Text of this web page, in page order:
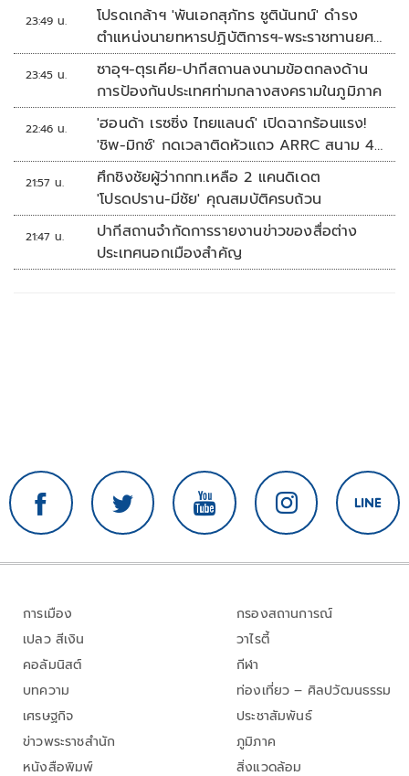
23:49 น.
โปรดเกล้าฯ 'พันเอกสุภัทร ชูตินันทน์' ดำรง
ตำแหน่งนายทหารปฏิบัติการฯ-พระราชทานยศ
'พลตรี'
23:45 น.
ซาอุฯ-ตุรเคีย-ปากีสถานลงนามข้อตกลงด้าน
การป้องกันประเทศท่ามกลางสงครามในภูมิภาค
22:46 น.
'ฮอนด้า เรซซิ่ง ไทยแลนด์' เปิดฉากร้อนแรง!
'ชิพ-มิกซ์' กดเวลาติดหัวแถว ARRC สนาม 4
ที่มัลดาลิกา
21:57 น.
ศึกชิงชัยผู้ว่ากกท.เหลือ 2 แคนดิเดต
'โปรดปราน-มีชัย' คุณสมบัติครบถ้วน
21:47 น.
ปากีสถานจำกัดการรายงานข่าวของสื่อต่าง
ประเทศนอกเมืองสำคัญ
การเมือง
เปลว สีเงิน
คอลัมนิสต์
บทความ
เศรษฐกิจ
ข่าวพระราชสำนัก
หนังสือพิมพ์
กรองสถานการณ์
วาไรตี้
กีฬา
ท่องเที่ยว – ศิลปวัฒนธรรม
ประชาสัมพันธ์
ภูมิภาค
สิ่งแวดล้อม